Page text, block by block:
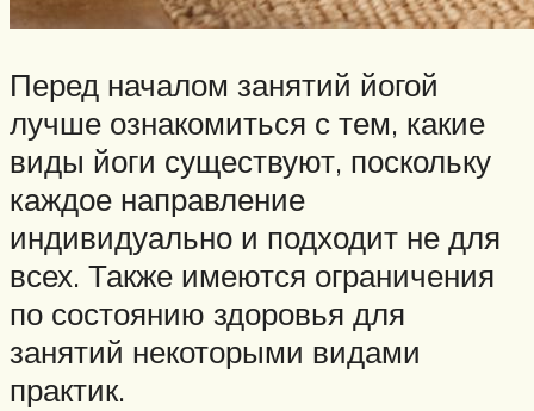
Перед началом занятий йогой
лучше ознакомиться с тем, какие
виды йоги существуют, поскольку
каждое направление
индивидуально и подходит не для
всех. Также имеются ограничения
по состоянию здоровья для
занятий некоторыми видами
практик.